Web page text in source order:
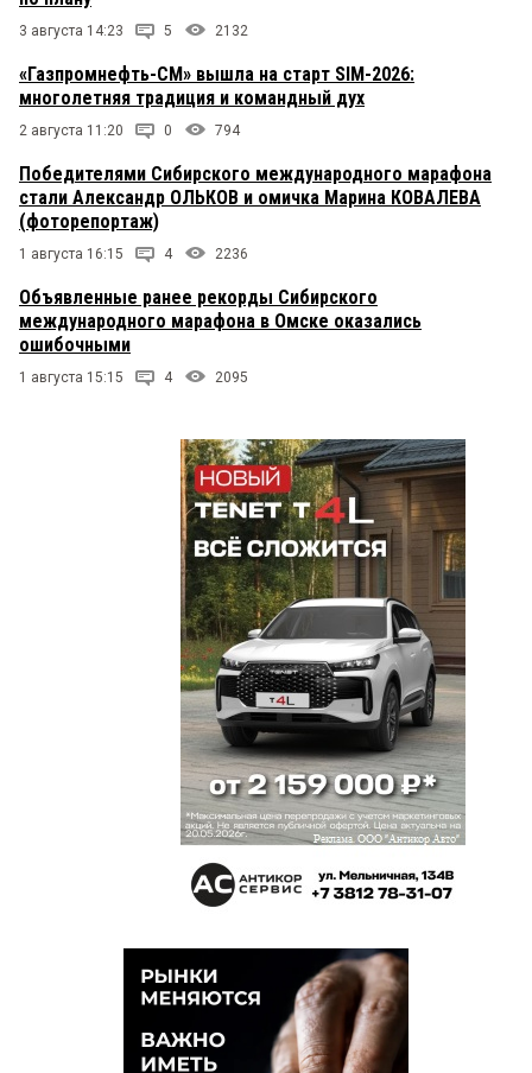
3 августа 14:23 5 2132
«Газпромнефть-СМ» вышла на старт SIM-2026:
многолетняя традиция и командный дух
2 августа 11:20 0 794
Победителями Сибирского международного марафона
стали Александр ОЛЬКОВ и омичка Марина КОВАЛЕВА
(фоторепортаж)
1 августа 16:15 4 2236
Объявленные ранее рекорды Сибирского
международного марафона в Омске оказались
ошибочными
1 августа 15:15 4 2095